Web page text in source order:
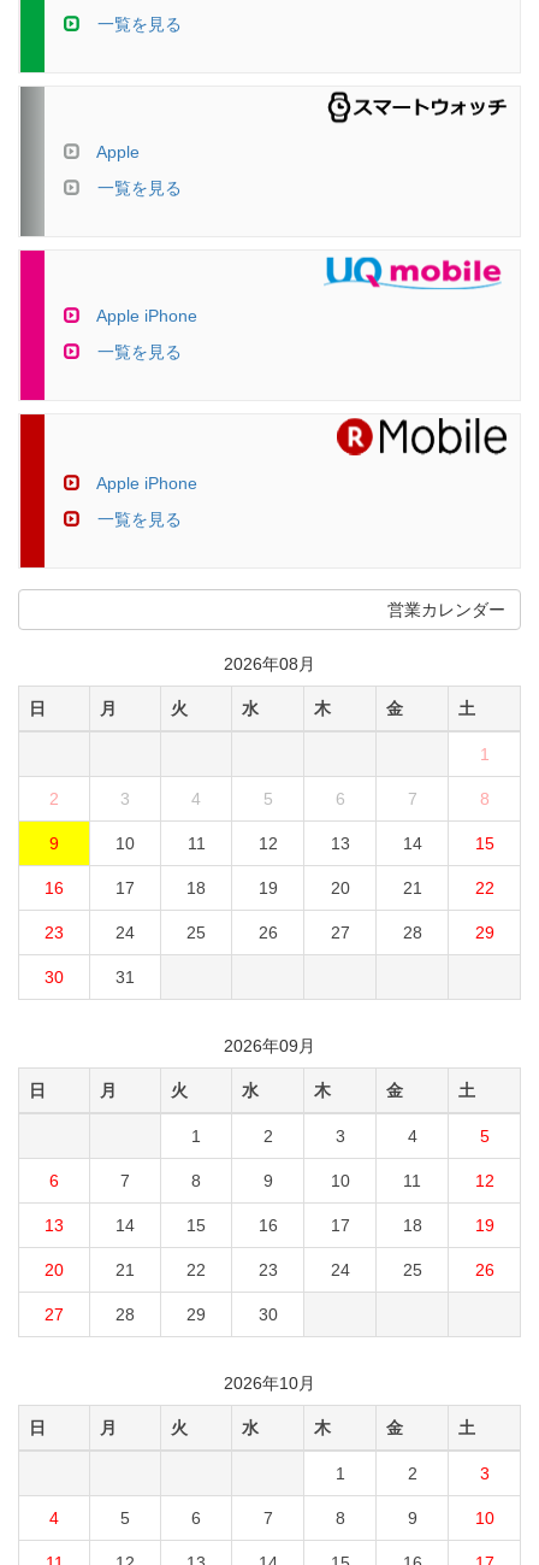
一覧を見る
Apple
一覧を見る
Apple iPhone
一覧を見る
Apple iPhone
一覧を見る
営業カレンダー
2026年08月
日 月 火 水 木 金 土
1
2 3 4 5 6 7 8
9 10 11 12 13 14 15
16 17 18 19 20 21 22
23 24 25 26 27 28 29
30 31
2026年09月
日 月 火 水 木 金 土
1 2 3 4 5
6 7 8 9 10 11 12
13 14 15 16 17 18 19
20 21 22 23 24 25 26
27 28 29 30
2026年10月
日 月 火 水 木 金 土
1 2 3
4 5 6 7 8 9 10